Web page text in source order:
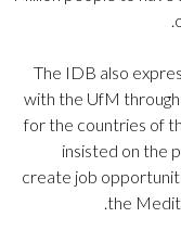
The IDB also
with the UfM
for the countries of
insisted on the
create job
the